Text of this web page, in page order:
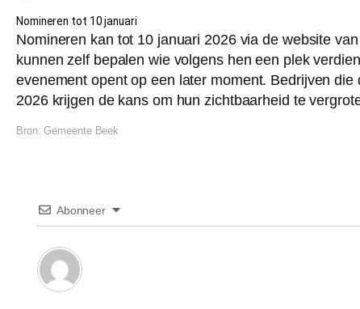
Nomineren tot 10 januari
Nomineren kan tot 10 januari 2026 via de website
kunnen zelf bepalen wie volgens hen een plek
evenement opent op een later moment. Bedrijven
2026 krijgen de kans om hun zichtbaarheid te
Bron:Gemeente Beek
Abonneer